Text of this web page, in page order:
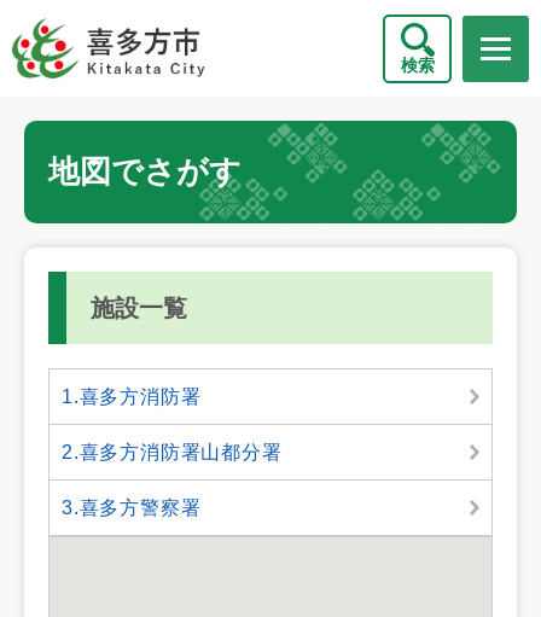
ー
ジ
検索
本
地図でさがす
施設一覧
1.喜多方消防署
2.喜多方消防署山都分署
3.喜多方警察署